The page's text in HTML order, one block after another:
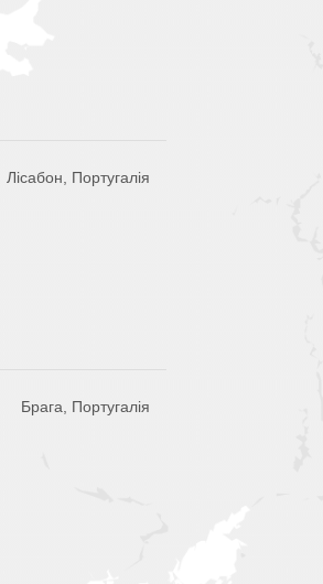
Лісабон, Португалія
Брага, Португалія